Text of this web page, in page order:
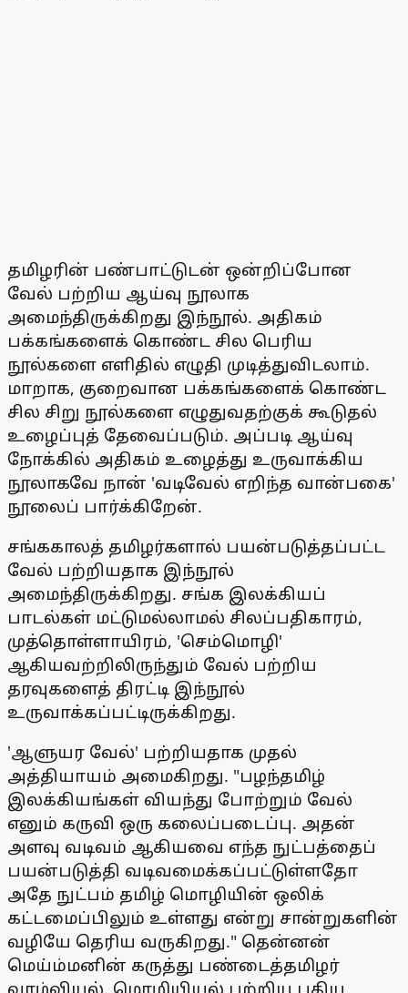
தமிழரின் பண்பாட்டுடன் ஒன்றிப்போன
வேல் பற்றிய ஆய்வு நூலாக
அமைந்திருக்கிறது இந்நூல். அதிகம்
பக்கங்களைக் கொண்ட சில பெரிய
நூல்களை எளிதில் எழுதி முடித்துவிடலாம்.
மாறாக, குறைவான பக்கங்களைக் கொண்ட
சில சிறு நூல்களை எழுதுவதற்குக் கூடுதல்
உழைப்புத் தேவைப்படும். அப்படி ஆய்வு
நோக்கில் அதிகம் உழைத்து உருவாக்கிய
நூலாகவே நான் 'வடிவேல் எறிந்த வான்பகை'
நூலைப் பார்க்கிறேன்.
சங்ககாலத் தமிழர்களால் பயன்படுத்தப்பட்ட
வேல் பற்றியதாக இந்நூல்
அமைந்திருக்கிறது. சங்க இலக்கியப்
பாடல்கள் மட்டுமல்லாமல் சிலப்பதிகாரம்,
முத்தொள்ளாயிரம், 'செம்மொழி'
ஆகியவற்றிலிருந்தும் வேல் பற்றிய
தரவுகளைத் திரட்டி இந்நூல்
உருவாக்கப்பட்டிருக்கிறது.
'ஆளுயர வேல்' பற்றியதாக முதல்
அத்தியாயம் அமைகிறது. "பழந்தமிழ்
இலக்கியங்கள் வியந்து போற்றும் வேல்
எனும் கருவி ஒரு கலைப்படைப்பு. அதன்
அளவு வடிவம் ஆகியவை எந்த நுட்பத்தைப்
பயன்படுத்தி வடிவமைக்கப்பட்டுள்ளதோ
அதே நுட்பம் தமிழ் மொழியின் ஒலிக்
கட்டமைப்பிலும் உள்ளது என்று சான்றுகளின்
வழியே தெரிய வருகிறது." தென்னன்
மெய்ம்மனின் கருத்து பண்டைத்தமிழர்